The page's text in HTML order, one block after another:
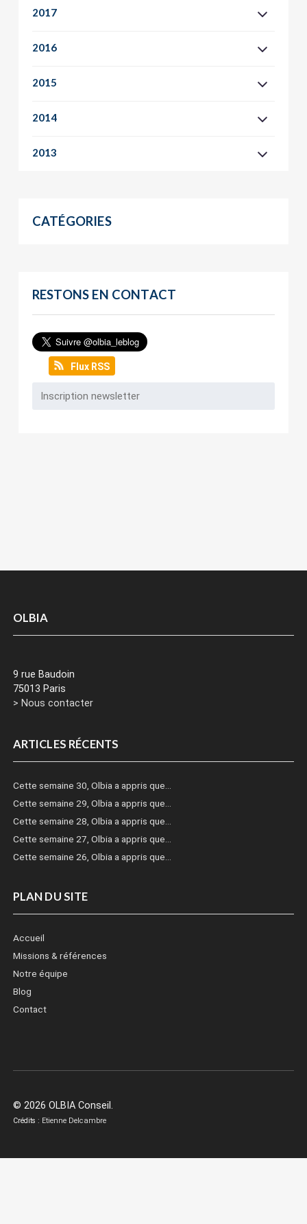
2017
2016
2015
2014
2013
CATÉGORIES
RESTONS EN CONTACT
Flux RSS
OLBIA
9 rue Baudoin
75013 Paris
> Nous contacter
ARTICLES RÉCENTS
Cette semaine 30, Olbia a appris que…
Cette semaine 29, Olbia a appris que…
Cette semaine 28, Olbia a appris que…
Cette semaine 27, Olbia a appris que…
Cette semaine 26, Olbia a appris que…
PLAN DU SITE
Accueil
Missions & références
Notre équipe
Blog
Contact
© 2026 OLBIA Conseil.
Crédits : Etienne Delcambre